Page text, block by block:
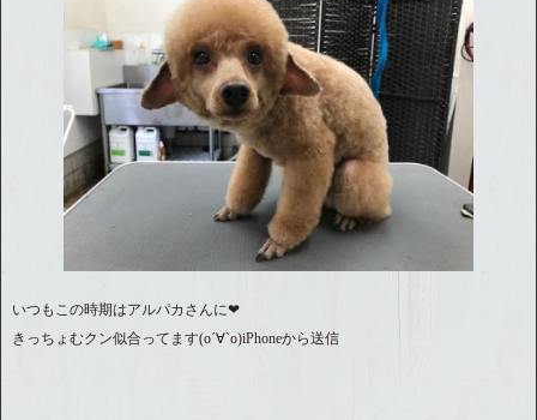
いつもこの時期はアルパカさんに❤︎
きっちょむクン似合ってます(о´∀`о)iPhoneから送信